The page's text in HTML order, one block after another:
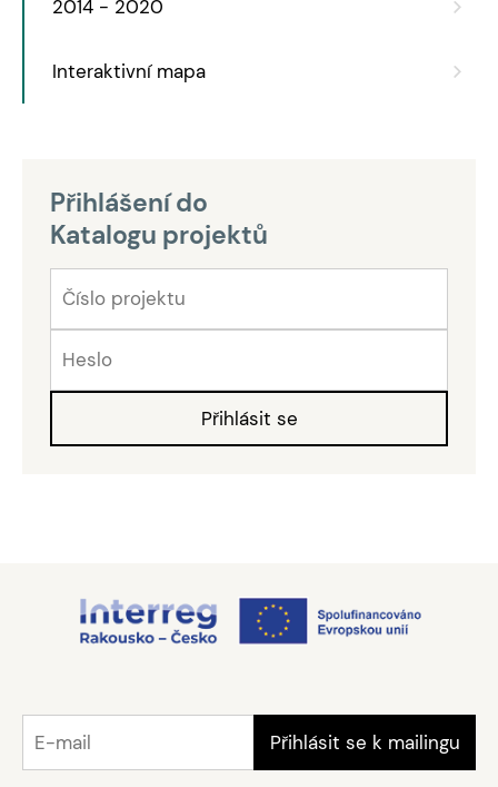
2014 - 2020
Interaktivní mapa
Přihlášení do
Katalogu projektů